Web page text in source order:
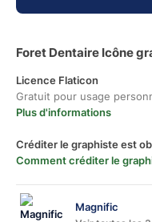
Foret Dentaire Icône
Licence Flaticon
Gratuit pour usage
Plus d'informations
Créditer le graphiste est
Comment créditer le
Magnific